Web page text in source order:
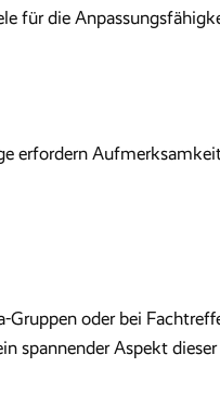
für die
erfordern
oder bei
spannender Aspekt